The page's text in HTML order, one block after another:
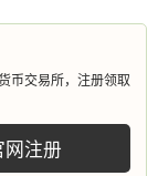
币交易所，注册领取
网注册